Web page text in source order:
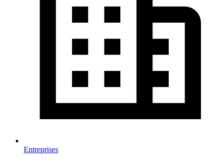
Entreprises